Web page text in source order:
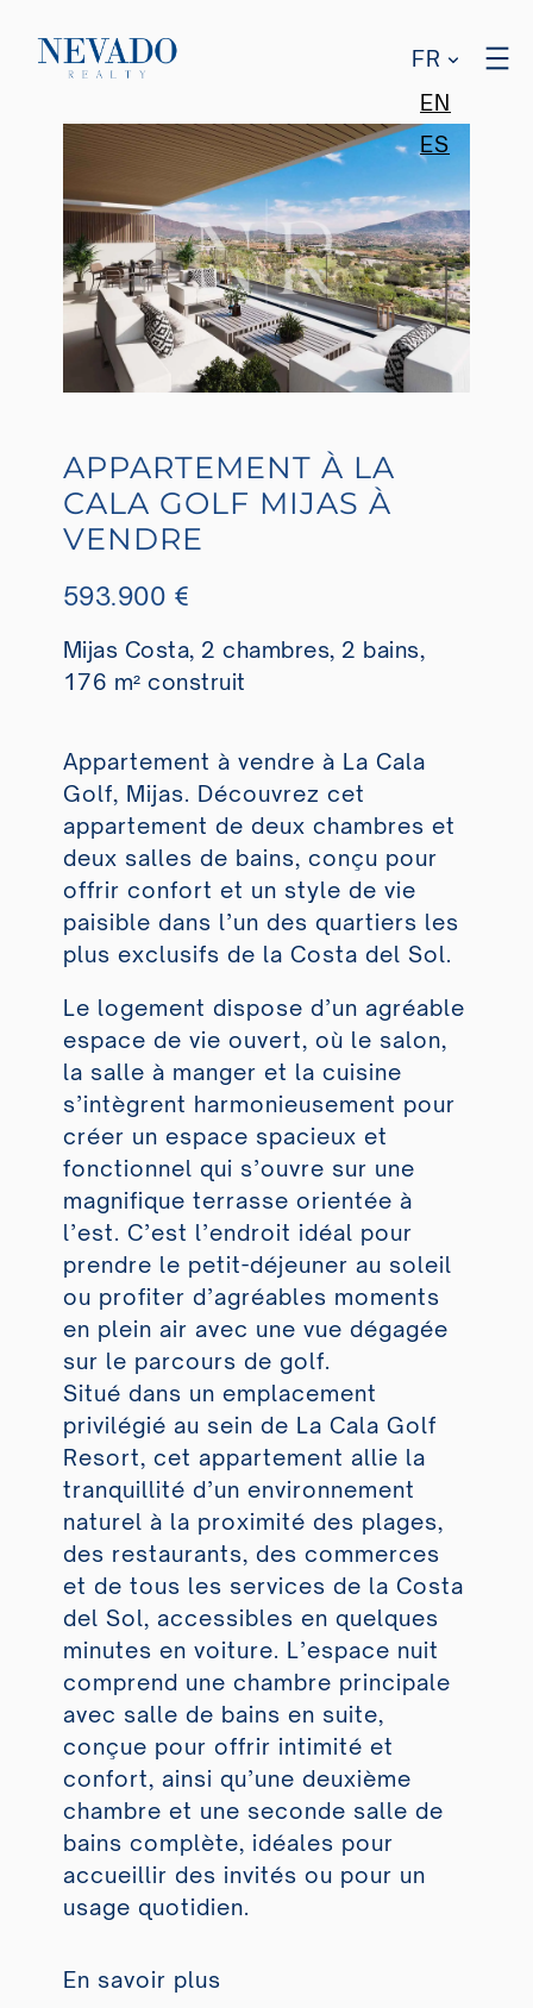
FR
EN
ES
APPARTEMENT À LA
CALA GOLF MIJAS À
VENDRE
593.900 €
Mijas Costa, 2 chambres, 2 bains,
176 m² construit
Appartement à vendre à La Cala
Golf, Mijas. Découvrez cet
appartement de deux chambres et
deux salles de bains, conçu pour
offrir confort et un style de vie
paisible dans l’un des quartiers les
plus exclusifs de la Costa del Sol.
Le logement dispose d’un agréable
espace de vie ouvert, où le salon,
la salle à manger et la cuisine
s’intègrent harmonieusement pour
créer un espace spacieux et
fonctionnel qui s’ouvre sur une
magnifique terrasse orientée à
l’est. C’est l’endroit idéal pour
prendre le petit-déjeuner au soleil
ou profiter d’agréables moments
en plein air avec une vue dégagée
sur le parcours de golf.
Situé dans un emplacement
privilégié au sein de La Cala Golf
Resort, cet appartement allie la
tranquillité d’un environnement
naturel à la proximité des plages,
des restaurants, des commerces
et de tous les services de la Costa
del Sol, accessibles en quelques
minutes en voiture. L’espace nuit
comprend une chambre principale
avec salle de bains en suite,
conçue pour offrir intimité et
confort, ainsi qu’une deuxième
chambre et une seconde salle de
bains complète, idéales pour
accueillir des invités ou pour un
usage quotidien.
En savoir plus